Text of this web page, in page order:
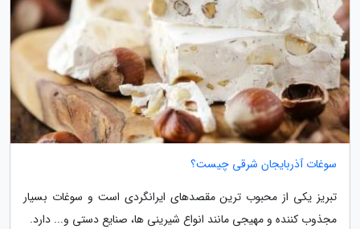
سوغات آذربایجان شرقی چیست؟
تبریز یکی از محبوب ترین مقصدهای ایرانگردی است و سوغات بسیار
مجذوب کننده و مهیجی مانند انواع شیرینی ها، صنایع دستی و... دارد.